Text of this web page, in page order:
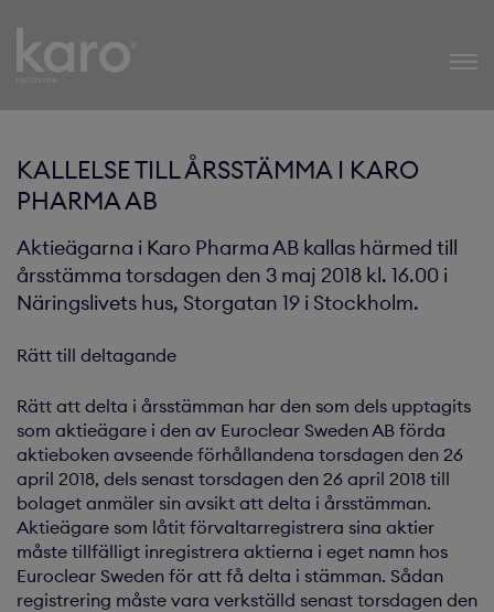
Karo Healthcare
KALLELSE TILL ÅRSSTÄMMA I KARO
PHARMA AB
Aktieägarna i Karo Pharma AB kallas härmed till
årsstämma torsdagen den 3 maj 2018 kl. 16.00 i
Näringslivets hus, Storgatan 19 i Stockholm.
Rätt till deltagande
Rätt att delta i årsstämman har den som dels upptagits
som aktieägare i den av Euroclear Sweden AB förda
aktieboken avseende förhållandena torsdagen den 26
april 2018, dels senast torsdagen den 26 april 2018 till
bolaget anmäler sin avsikt att delta i årsstämman.
Aktieägare som låtit förvaltarregistrera sina aktier
måste tillfälligt inregistrera aktierna i eget namn hos
Euroclear Sweden för att få delta i stämman. Sådan
registrering måste vara verkställd senast torsdagen den